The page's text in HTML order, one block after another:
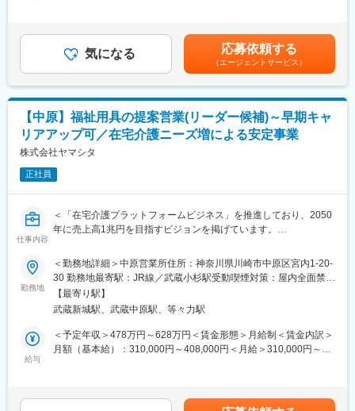
また、男性も3割以上の方が育休を取得しており、お休みが取りや
すい環境です。
■業界動向
今後さらに介護人口が増えていく中で、介護人材も不足するとさ
れているため、介護施設や直接介護を担うサービスの提供が困難
になっていくことが懸念されています。
福祉用具のレンタルサービスは、在宅介護サービスを受けている
方の7割近くが利用している重要な社会インフラです。介護業界の
変更の範囲：本文参照
営業先はケアマネジャーとなり、ケアマネジャーからの紹介で一
般ユーザー（個人の方々）への福祉用具の選定・相談を行いま
(3)納品後に最適に用具が利用されているか、アフターフォローま
で実施
ケアマネジャーとの信頼関係を構築していく営業活動です。
要望を伺うだけでなく、ケアマネジャーも気づいていないニーズ
を発掘し、提案営業を行います。
※福祉用具…介護ベッド関連用具、歩行器、入浴関連用品等
■魅力
仕事のやりがいがより良いご利用者様の体験を実現できるという
・DX：業務プロセスの改善により、生産性を向上し、働きやすい
環境の実現
・ビジネスモデルの変革：10万人のご利用者様のデータを蓄積
し、予防や予知へサービス展開
確化、年4回の昇給など)
までも目安の金額であり、選考を通じて上下する可能性がありま
す。月給(月額)は固定手当を含めた表記です。
気になる 応募依頼する
（エージェントサービス）
【中原】福祉用具の提案営業(リーダー候補)～早期キャ
リアアップ可／在宅介護ニーズ増による安定事業
株式会社ヤマシタ
正社員
仕事内容
＜「在宅介護プラットフォームビジネス」を推進しており、2050
年に売上高1兆円を目指すビジョンを掲げています。
を計画しています。＞
■業務内容：【変更の範囲：会社の定める業務】
・居宅介護支援事業者等に福祉用具のレンタル・販売の営業
・利用者に最適な用具の選定、納品、相談対応
・商材は、介護ベッド関連用具、移動関連用具（車いす、歩行器
など）、入浴関連用品、排泄関連用品生活関連用品
営業先はケアマネジャーとなり、ケアマネジャーからの紹介で一
勤務地
＜勤務地詳細＞中原営業所住所：神奈川県川崎市中原区宮内1-20-
30 勤務地最寄駅：JR線／武蔵小杉駅受動喫煙対策：屋内全面禁煙
変更の範囲：会社の定める事業所（リモートワーク含む）
【最寄り駅】
武蔵新城駅、武蔵中原駅、等々力駅
給与
＜予定年収＞478万円～628万円＜賃金形態＞月給制＜賃金内訳＞
月額（基本給）：310,000円～408,000円＜月給＞310,000円～
までも目安の金額であり、選考を通じて上下する可能性がありま